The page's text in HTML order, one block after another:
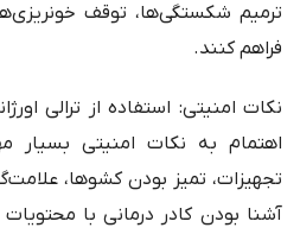
ترمیم شکستگی‌ها، توقف
فراهم کنند.
اهتمام به نکات امنیتی
تجهیزات، تمیز بودن کشوها،
آشنا بودن کادر درمانی با